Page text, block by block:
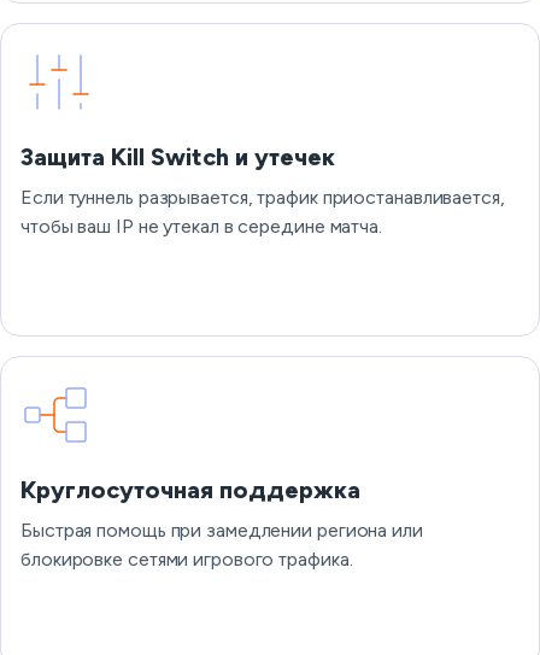
Защита Kill Switch и утечек
Если туннель разрывается, трафик приостанавливается,
чтобы ваш IP не утекал в середине матча.
Круглосуточная поддержка
Быстрая помощь при замедлении региона или
блокировке сетями игрового трафика.